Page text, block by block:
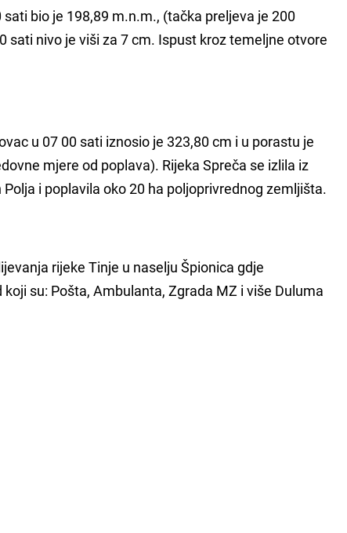
bio je 198,89 m.n.m., (tačka preljeva je 200
sati nivo je viši za 7 cm. Ispust kroz temeljne otvore
u 07 00 sati iznosio je 323,80 cm i u porastu je
mjere od poplava). Rijeka Spreča se izlila iz
i poplavila oko 20 ha poljoprivrednog zemljišta.
rijeke Tinje u naselju Špionica gdje
su: Pošta, Ambulanta, Zgrada MZ i više Duluma